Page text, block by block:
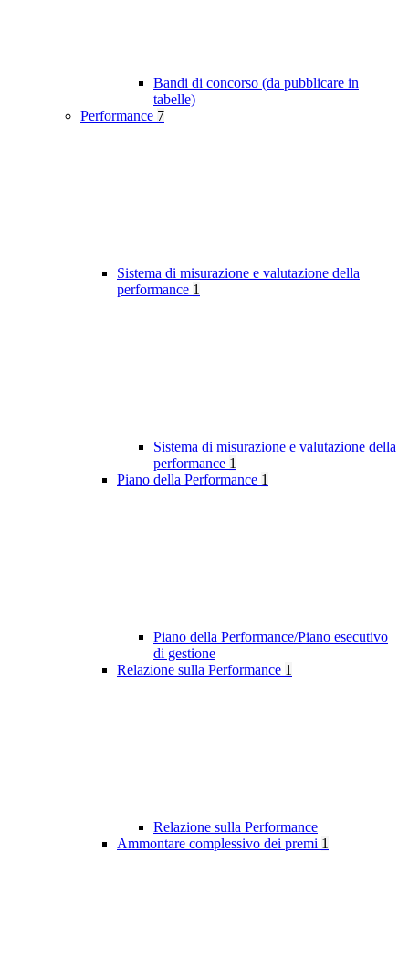
Bandi di concorso (da pubblicare in
tabelle)
Performance 7
Sistema di misurazione e valutazione della
performance 1
Sistema di misurazione e valutazione della
performance 1
Piano della Performance 1
Piano della Performance/Piano esecutivo
di gestione
Relazione sulla Performance 1
Relazione sulla Performance
Ammontare complessivo dei premi 1